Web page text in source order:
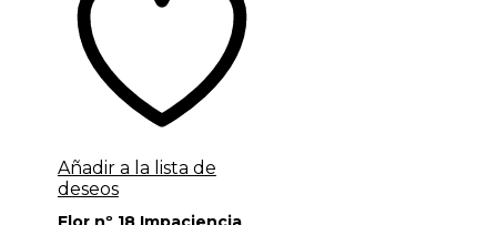
Añadir a la lista de
deseos